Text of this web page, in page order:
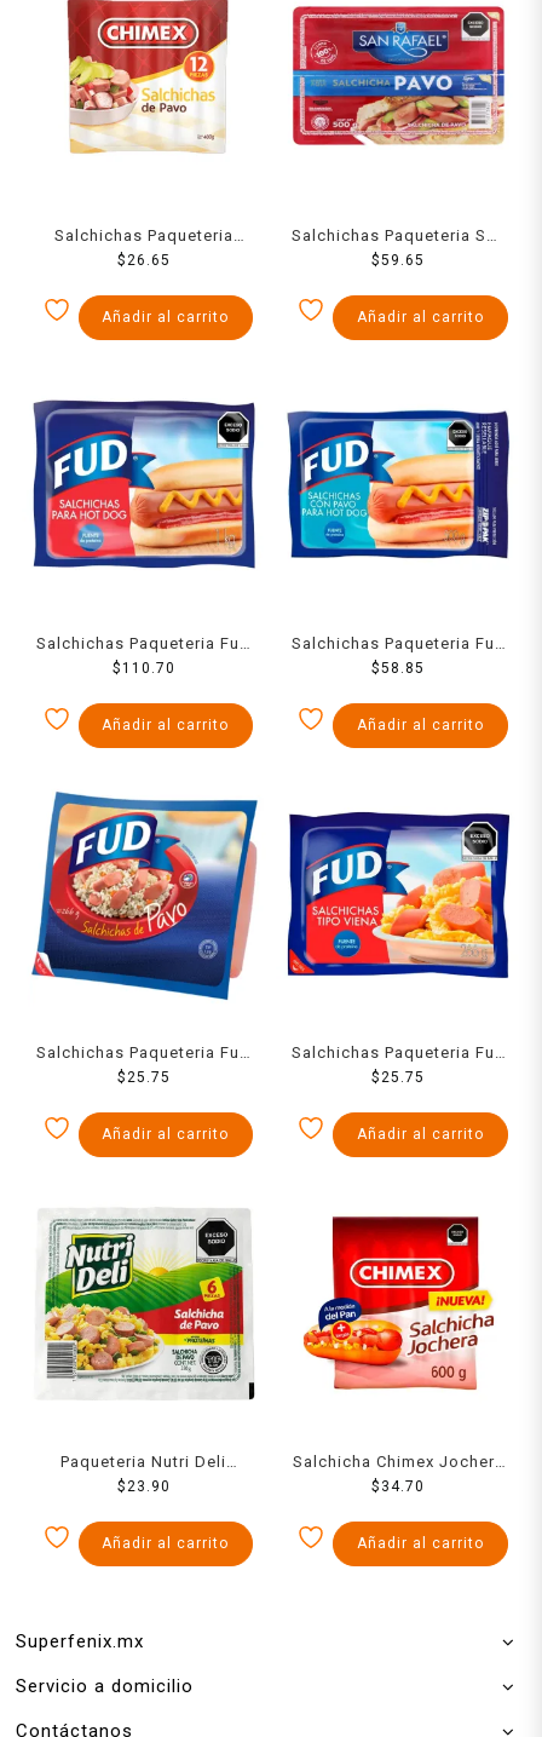
Salchichas Paqueteria
Chimex De Pavo 400 Grs
$ 26.65
Añadir al carrito
Salchichas Paqueteria San
Rafael De Pavo 500 Grs
$59.65
Añadir al carrito
Salchichas Paqueteria Fud
Hot Dog 1000 Grs
$110.70
Añadir al carrito
Salchichas Paqueteria Fud
Hot Dog 500 Grs
$58.85
Añadir al carrito
Salchichas Paqueteria Fud
De Pavo 266 Grs
$25.75
Añadir al carrito
Salchichas Paqueteria Fud
Viena 266 Grs
$25.75
Añadir al carrito
Paqueteria Nutri Deli
Salchicha De Pavo 250Gr
$23.90
Añadir al carrito
Salchicha Chimex Jochera
600 Grs
$ 34.70
Añadir al carrito
Superfenix.mx
Servicio a domicilio
Contáctanos